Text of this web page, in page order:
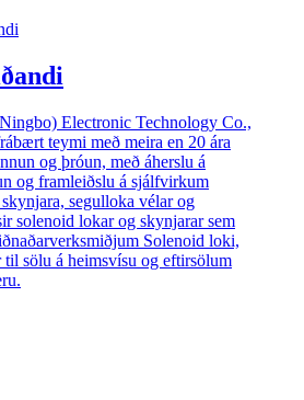
Electronic Technology Co.,
teymi með meira en 20 ára
og þróun, með áherslu á
og framleiðslu á sjálfvirkum
segulloka vélar og
solenoid lokar og skynjarar sem
Solenoid loki,
sölu á heimsvísu og eftirsölum